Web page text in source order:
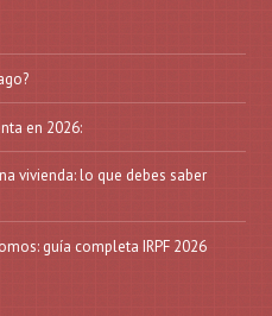
en 2026:
vivienda: lo que debes saber
guía completa IRPF 2026